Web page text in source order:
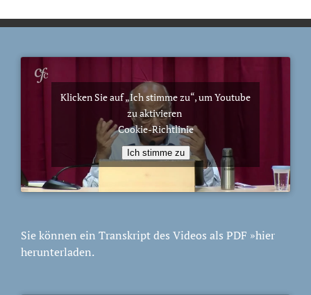
Klicken Sie auf „Ich stimme zu“, um Youtube
zu aktivieren
Cookie-Richtlinie
Ich stimme zu
Sie können ein Transkript des Videos als PDF »hier
herunterladen.